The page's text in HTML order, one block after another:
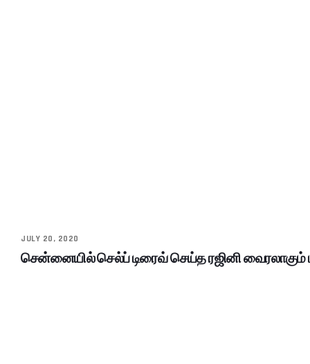
JULY 20, 2020
சென்னையில் செல்ப் டிரைவ் செய்த ரஜினி வைரலாகும்